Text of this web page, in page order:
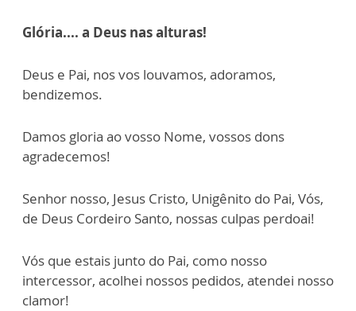
Glória.... a Deus nas alturas!
Deus e Pai, nos vos louvamos, adoramos,
bendizemos.
Damos gloria ao vosso Nome, vossos dons
agradecemos!
Senhor nosso, Jesus Cristo, Unigênito do Pai, Vós,
de Deus Cordeiro Santo, nossas culpas perdoai!
Vós que estais junto do Pai, como nosso
intercessor, acolhei nossos pedidos, atendei nosso
clamor!